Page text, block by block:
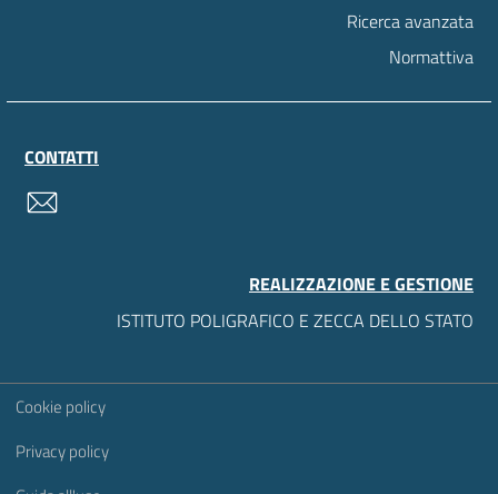
Ricerca avanzata
Normattiva
CONTATTI
REALIZZAZIONE E GESTIONE
ISTITUTO POLIGRAFICO E ZECCA DELLO STATO
Sezione Link Utili
Cookie policy
Privacy policy